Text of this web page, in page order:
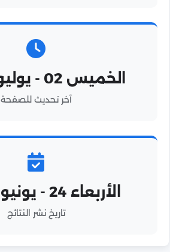
الخميس 02 - يوليو - 2026
آخر تحديث للصفحة
الأربعاء 24 - يونيو - 2026
تاريخ نشر النتائج